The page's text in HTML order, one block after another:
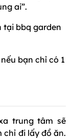
ai”.
bạn chỉ có 1
trung tâm sẽ
chỉ đi lấy đồ ăn.